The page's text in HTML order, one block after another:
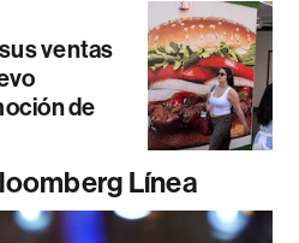
ventas
de
Línea